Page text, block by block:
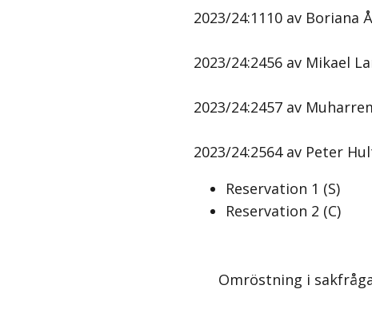
2023/24:1110 av Boriana
2023/24:2456 av Mikael
2023/24:2457 av
2023/24:2564 av Peter
Reservation 1 (S)
Reservation 2 (C)
Omröstning i